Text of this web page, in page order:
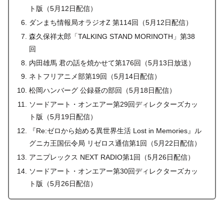
ト版（5月12日配信）
ダンまち情報局オラジオZ 第114回（5月12日配信）
森久保祥太郎「TALKING STAND MORINOTH」第38
回
内田雄馬 君の話を焼かせて第176回（5月13日放送）
ネトフリアニメ部第19回（5月14日配信）
松岡ハンバーグ 公録昼の部回（5月18日配信）
ソードアート・オンエアー第29回ディレクターズカッ
ト版（5月19日配信）
『Re:ゼロから始める異世界生活 Lost in Memories』ル
グニカ王国伝令局 リゼロス通信第1回（5月22日配信）
アニプレックス NEXT RADIO第1回（5月26日配信）
ソードアート・オンエアー第30回ディレクターズカッ
ト版（5月26日配信）